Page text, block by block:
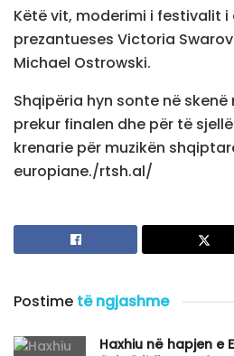
Këtë vit, moderimi i festivalit
prezantueses Victoria
Michael Ostrowski.
Shqipëria hyn sonte në
prekur finalen dhe për të
krenarie për muzikën
europiane./rtsh.al/
Postime të ngjashme
Haxhiu në hapjen e